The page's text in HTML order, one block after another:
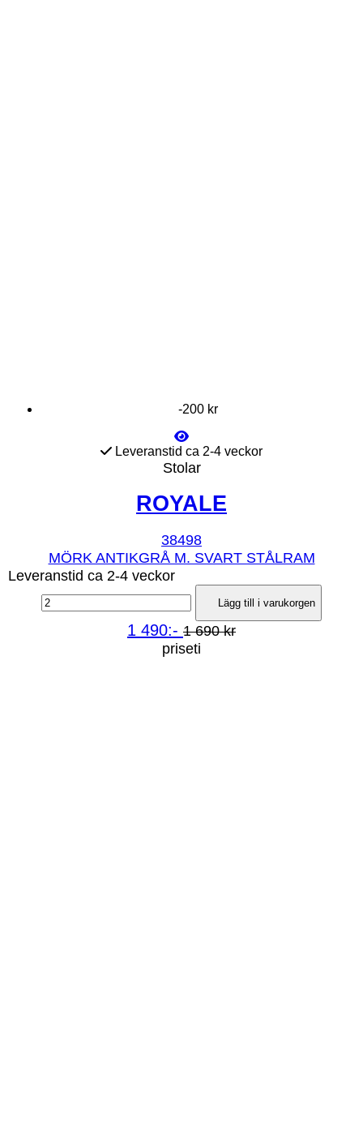
-200 kr
Leveranstid ca 2-4 veckor
Stolar
ROYALE
38498
MÖRK ANTIKGRÅ M. SVART STÅLRAM
Leveranstid ca 2-4 veckor
Lägg till i varukorgen
1 490:- 1 690 kr
priseti